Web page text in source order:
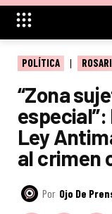
POLÍTICA
“Zona
Ley
al crimen
Por Ojo De